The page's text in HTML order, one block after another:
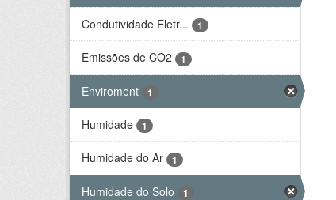
Condutividade Eletr... 1
Emissões de CO2 1
Enviroment 1
Humidade 1
Humidade do Ar 1
Humidade do Solo 1